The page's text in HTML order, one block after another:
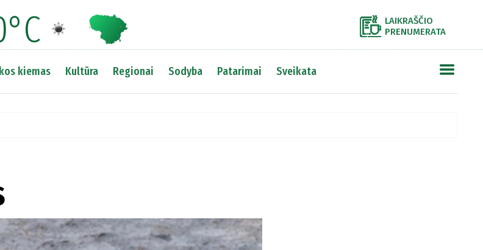
LAIKRAŠČIO
PRENUMERATA
kiemas Kultūra Regionai Sodyba Patarimai Sveikata